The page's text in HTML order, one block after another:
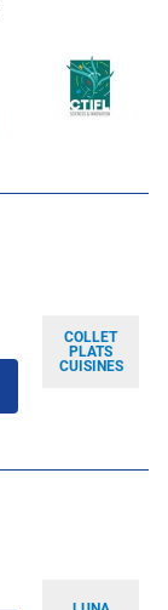
COLLET
PLATS
CUISINES